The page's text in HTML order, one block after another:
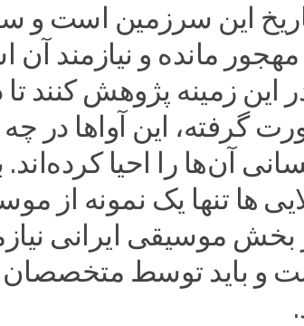
این سرزمین است و
مانده و نیازمند
زمینه پژوهش کنند تا
گرفته، این آواها در
آن‌ها را احیا کرده‌اند.
ها تنها یک نمونه از
موسیقی ایرانی
باید توسط متخصصان